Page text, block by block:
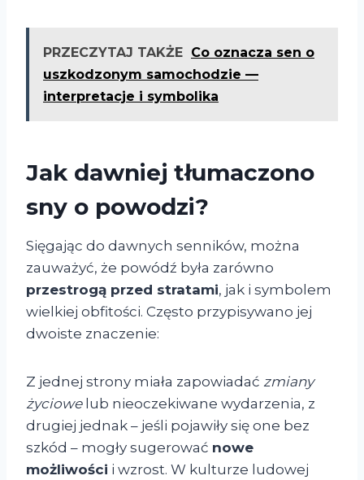
PRZECZYTAJ TAKŻE Co oznacza sen o
uszkodzonym samochodzie —
interpretacje i symbolika
Jak dawniej tłumaczono
sny o powodzi?
Sięgając do dawnych senników, można
zauważyć, że powódź była zarówno
przestrogą przed stratami, jak i symbolem
wielkiej obfitości. Często przypisywano jej
dwoiste znaczenie:
Z jednej strony miała zapowiadać zmiany
życiowelub nieoczekiwane wydarzenia, z
drugiej jednak – jeśli pojawiły się one bez
szkód – mogły sugerować nowe
możliwości i wzrost. W kulturze ludowej